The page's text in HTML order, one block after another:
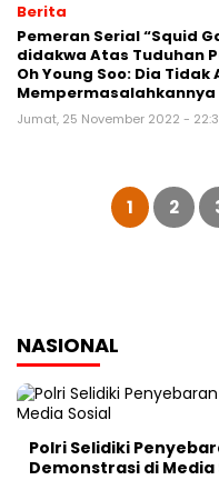
Berita
Pemeran Serial “Squid
didakwa Atas Tuduhan
Oh Young Soo: Dia Tidak
Mempermasalahkannya
Jumat, 25 November 2022 -
Paginasi
1 2
NASIONAL
Polri Selidiki
Demonstrasi di Media